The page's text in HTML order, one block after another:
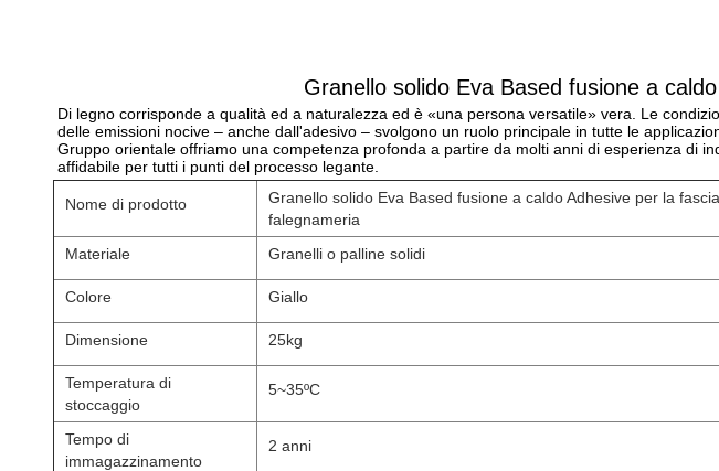
Granello solido Eva Based fusione a
Di legno corrisponde a qualità ed a naturalezza ed è «una persona versatile» vera. Le
delle emissioni nocive – anche dall'adesivo – svolgono un ruolo principale in tutte le
Gruppo orientale offriamo una competenza profonda a partire da molti anni di esperienza di
affidabile per tutti i punti del processo legante.
Nome di prodotto
Granello solido Eva Based fusione a caldo Adhesive per la
falegnameria
Materiale
Granelli o palline solidi
Colore Giallo
Dimensione 25kg
Temperatura di
stoccaggio
5~35ºC
Tempo di
immagazzinamento
2 anni